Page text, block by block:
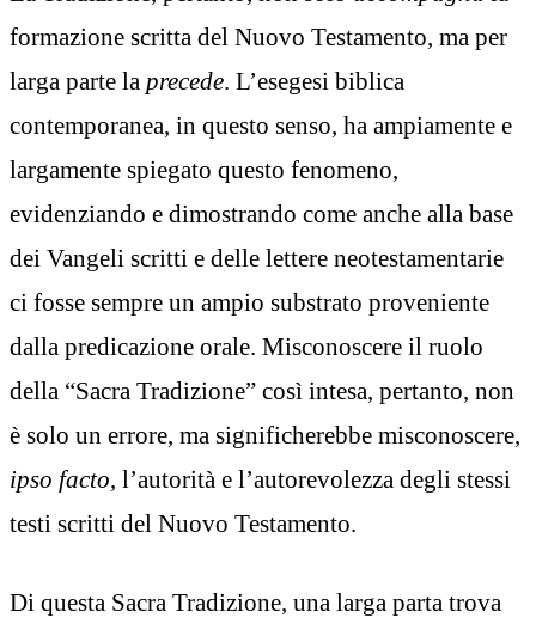
formazione scritta del Nuovo Testamento, ma per
larga parte la precede. L’esegesi biblica
contemporanea, in questo senso, ha ampiamente e
largamente spiegato questo fenomeno,
evidenziando e dimostrando come anche alla base
dei Vangeli scritti e delle lettere neotestamentarie
ci fosse sempre un ampio substrato proveniente
dalla predicazione orale. Misconoscere il ruolo
della “Sacra Tradizione” così intesa, pertanto, non
è solo un errore, ma significherebbe misconoscere,
ipso facto, l’autorità e l’autorevolezza degli stessi
testi scritti del Nuovo Testamento.
Di questa Sacra Tradizione, una larga parta trova